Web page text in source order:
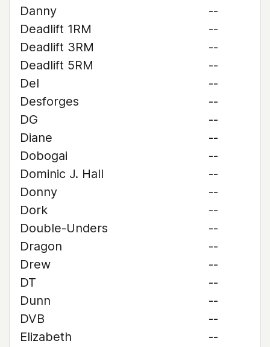
Danny
--
Deadlift 1RM
--
Deadlift 3RM
--
Deadlift 5RM
--
Del
--
Desforges
--
DG
--
Diane
--
Dobogai
--
Dominic J. Hall
--
Donny
--
Dork
--
Double-Unders
--
Dragon
--
Drew
--
DT
--
Dunn
--
DVB
--
Elizabeth
--